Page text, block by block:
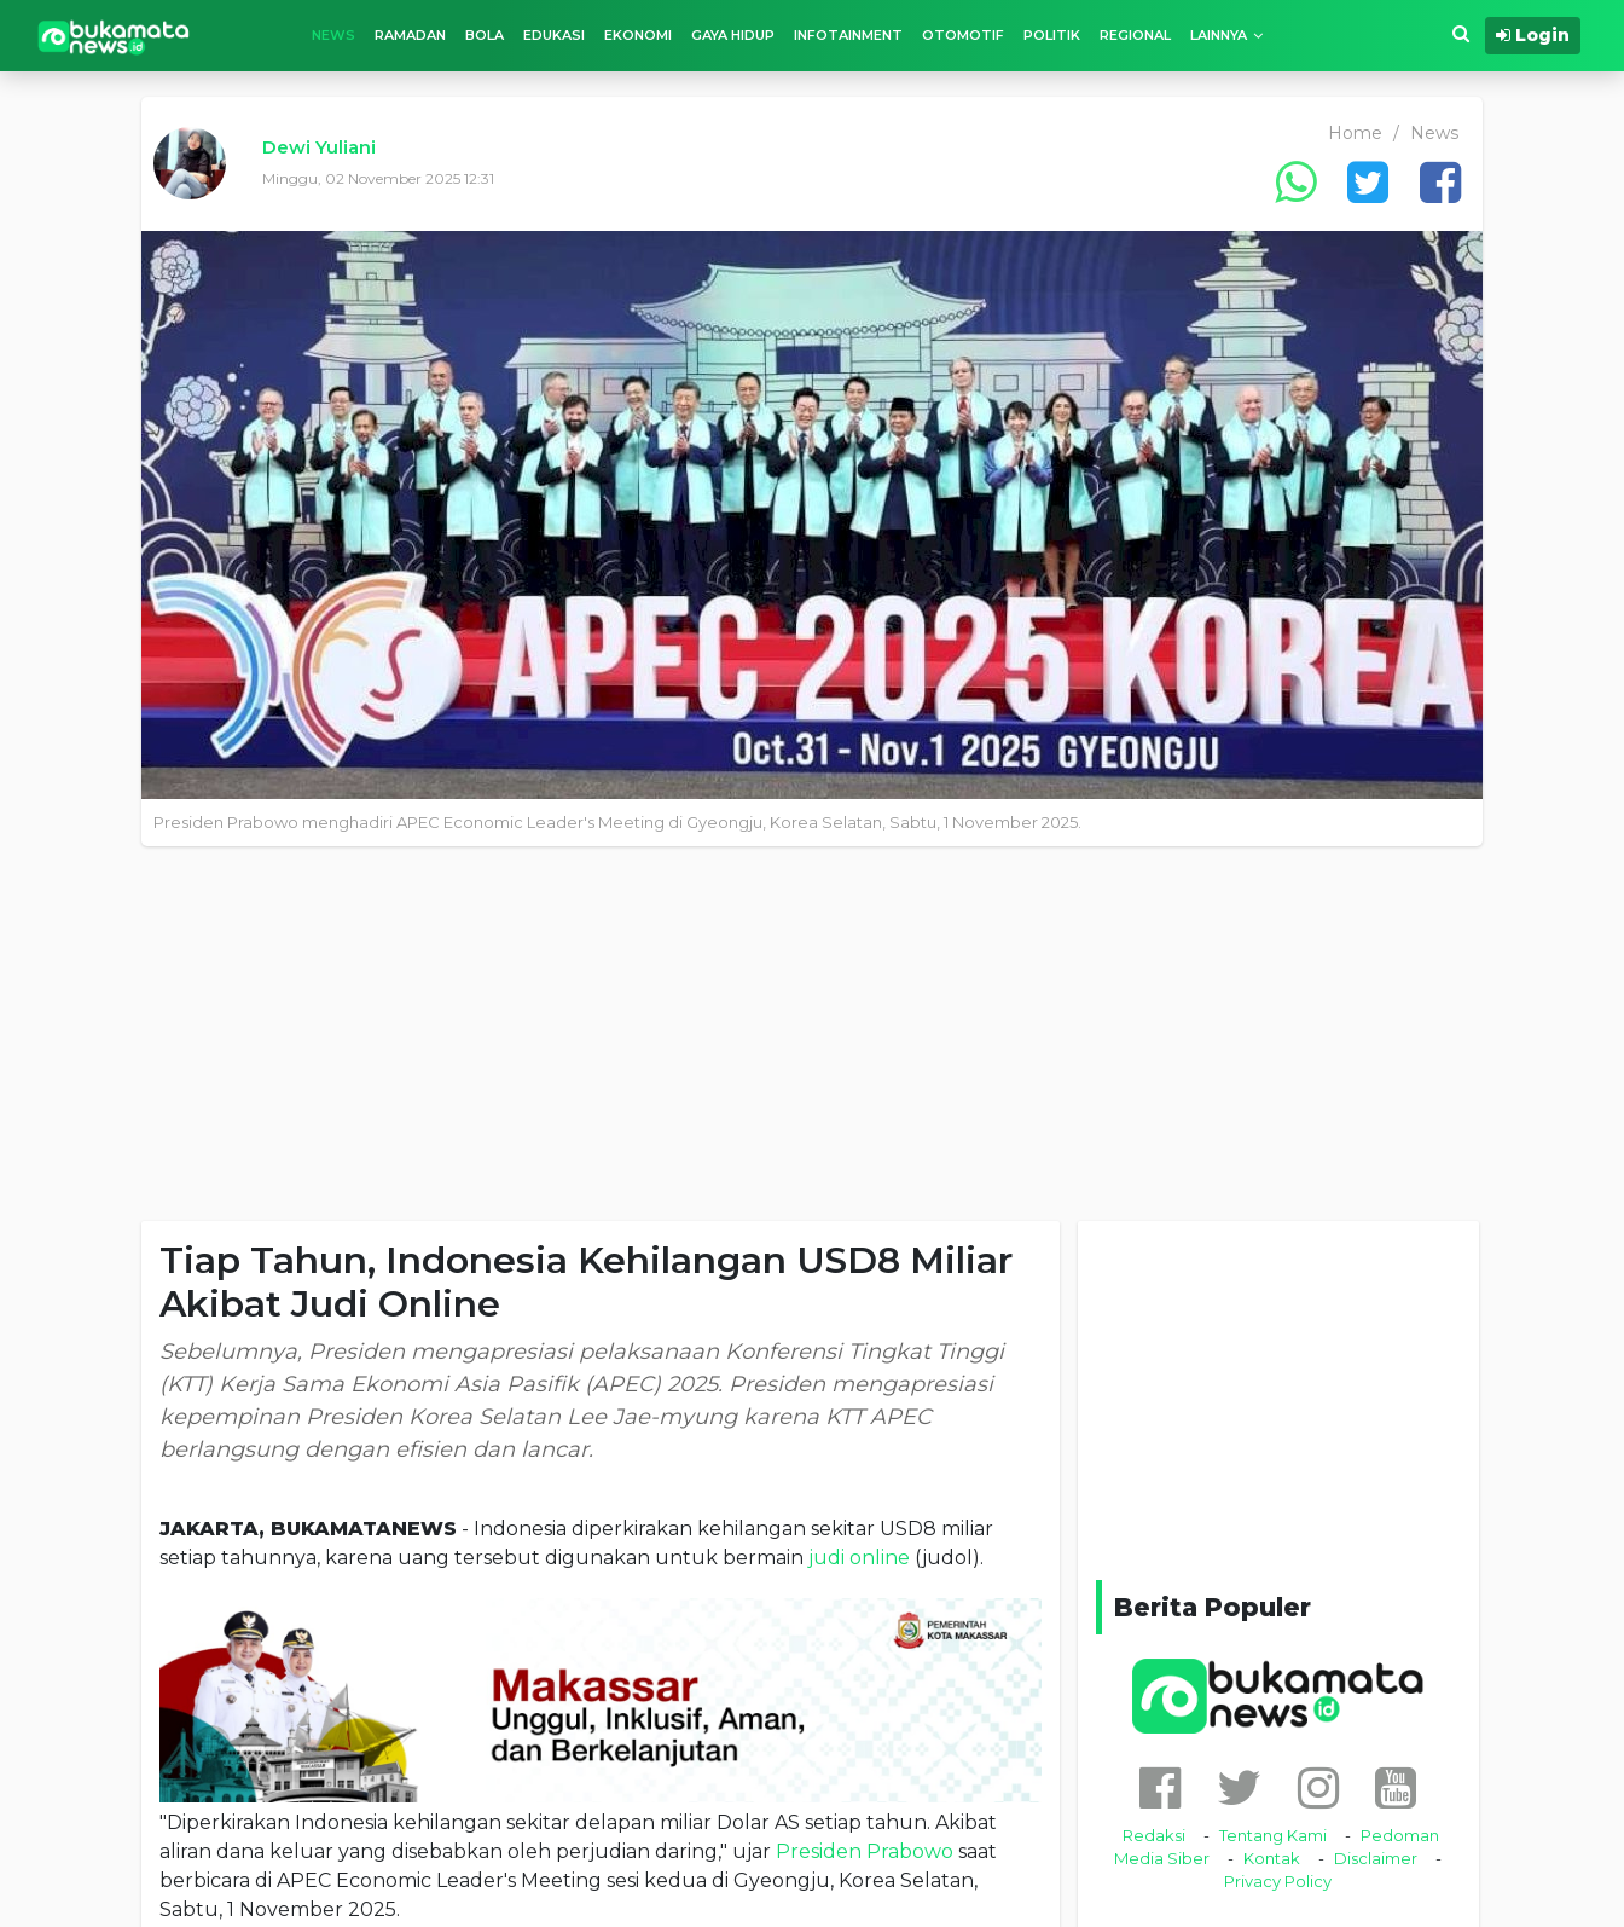
NEWS RAMADAN BOLA EDUKASI EKONOMI GAYA HIDUP INFOTAINMENT OTOMOTIF POLITIK REGIONAL LAINNYA Login
Dewi Yuliani
Minggu, 02 November 2025 12:31
Home / News
Presiden Prabowo menghadiri APEC Economic Leader's Meeting di Gyeongju, Korea Selatan, Sabtu, 1 November 2025.
Tiap Tahun, Indonesia Kehilangan USD8 Miliar
Akibat Judi Online
Sebelumnya, Presiden mengapresiasi pelaksanaan Konferensi Tingkat Tinggi
(KTT) Kerja Sama Ekonomi Asia Pasifik (APEC) 2025. Presiden mengapresiasi
kepempinan Presiden Korea Selatan Lee Jae-myung karena KTT APEC
berlangsung dengan efisien dan lancar.
JAKARTA, BUKAMATANEWS - Indonesia diperkirakan kehilangan sekitar USD8 miliar
setiap tahunnya, karena uang tersebut digunakan untuk bermain judi online (judol).
"Diperkirakan Indonesia kehilangan sekitar delapan miliar Dolar AS setiap tahun. Akibat
aliran dana keluar yang disebabkan oleh perjudian daring," ujar Presiden Prabowo saat
berbicara di APEC Economic Leader's Meeting sesi kedua di Gyeongju, Korea Selatan,
Sabtu, 1 November 2025.
Berita Populer
Redaksi Tentang Kami
Pedoman
Media Siber
Kontak
Disclaimer
Privacy Policy